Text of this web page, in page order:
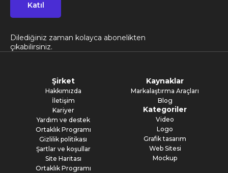
Katıl
Dilediğiniz zaman kolayca abonelikten
çıkabilirsiniz.
Şirket
Hakkımızda
İletişim
Kariyer
Yardım ve destek
Ortaklık Programı
Gizlilik politikası
Şartlar ve koşullar
Site Haritası
Ortaklık Programı
Kaynaklar
Markalaştırma Araçları
Blog
Kategoriler
Video
Logo
Grafik tasarım
Web Sitesi
Mockup